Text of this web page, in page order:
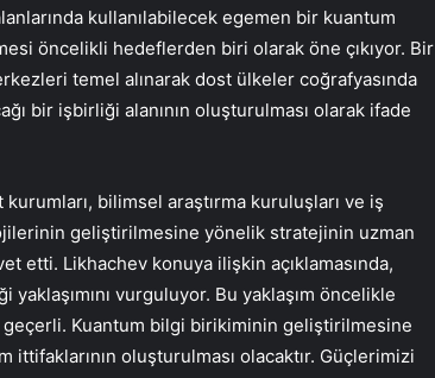
kullanılabilecek egemen bir kuantum
öncelikli hedeflerden biri olarak öne çıkıyor. Bir
temel alınarak dost ülkeler coğrafyasında
bir işbirliği alanının oluşturulması olarak ifade
bilimsel araştırma kuruluşları ve iş
geliştirilmesine yönelik stratejinin uzman
etti. Likhachev konuya ilişkin açıklamasında,
vurguluyor. Bu yaklaşım öncelikle
geçerli. Kuantum bilgi birikiminin geliştirilmesine
oluşturulması olacaktır. Güçlerimizi